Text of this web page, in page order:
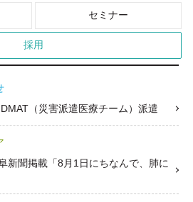
セミナー
採用
（災害派遣医療チーム）派遣
新聞掲載「8月1日にちなんで、肺に